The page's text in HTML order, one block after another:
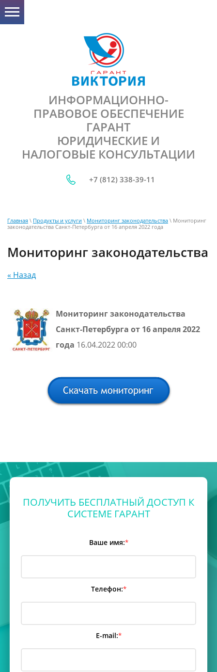
ИНФОРМАЦИОННО-
ПРАВОВОЕ ОБЕСПЕЧЕНИЕ
ГАРАНТ
ЮРИДИЧЕСКИЕ И
НАЛОГОВЫЕ КОНСУЛЬТАЦИИ
+7 (812) 338-39-11
Главная \ Продукты и услуги \ Мониторинг законодательства \ Мониторинг
законодательства Санкт-Петербурга от 16 апреля 2022 года
Мониторинг законодательства
« Назад
Мониторинг законодательства
Санкт-Петербурга от 16 апреля 2022
года 16.04.2022 00:00
ПОЛУЧИТЬ БЕСПЛАТНЫЙ ДОСТУП К
СИСТЕМЕ ГАРАНТ
Ваше имя:*
Телефон:*
E-mail:*